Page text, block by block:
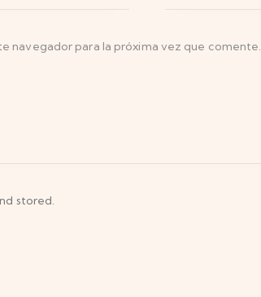
navegador para la próxima vez que comente.
stored.